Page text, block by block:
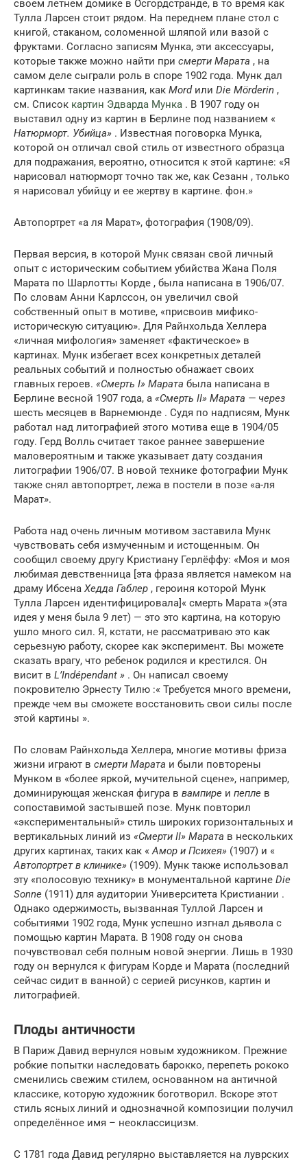
своем летнем домике в Осгордстранде, в то время как
Тулла Ларсен стоит рядом. На переднем плане стол с
книгой, стаканом, соломенной шляпой или вазой с
фруктами. Согласно записям Мунка, эти аксессуары,
которые также можно найти при смерти Марата , на
самом деле сыграли роль в споре 1902 года. Мунк дал
картинкам такие названия, как Mordили Die Mörderin ,
см. Список картин Эдварда Мунка . В 1907 году он
выставил одну из картин в Берлине под названием «
Натюрморт. Убийца» . Известная поговорка Мунка,
которой он отличал свой стиль от известного образца
для подражания, вероятно, относится к этой картине: «Я
нарисовал натюрморт точно так же, как Сезанн , только
я нарисовал убийцу и ее жертву в картине. фон.»
Автопортрет «а ля Марат», фотография (1908/09).
Первая версия, в которой Мунк связан свой личный
опыт с историческим событием убийства Жана Поля
Марата по Шарлотты Корде , была написана в 1906/07.
По словам Анни Карлссон, он увеличил свой
собственный опыт в мотиве, «присвоив мифико-
историческую ситуацию». Для Райнхольда Хеллера
«личная мифология» заменяет «фактическое» в
картинах. Мунк избегает всех конкретных деталей
реальных событий и полностью обнажает своих
главных героев. «Смерть I» Марата была написана в
Берлине весной 1907 года, а «Смерть II» Марата — через
шесть месяцев в Варнемюнде . Судя по надписям, Мунк
работал над литографией этого мотива еще в 1904/05
году. Герд Волль считает такое раннее завершение
маловероятным и также указывает дату создания
литографии 1906/07. В новой технике фотографии Мунк
также снял автопортрет, лежа в постели в позе «а-ля
Марат».
Работа над очень личным мотивом заставила Мунк
чувствовать себя измученным и истощенным. Он
сообщил своему другу Кристиану Герлёффу: «Моя и моя
любимая девственница [эта фраза является намеком на
драму Ибсена Хедда Габлер , героиня которой Мунк
Тулла Ларсен идентифицировала]« смерть Марата »(эта
идея у меня была 9 лет) — это это картина, на которую
ушло много сил. Я, кстати, не рассматриваю это как
серьезную работу, скорее как эксперимент. Вы можете
сказать врагу, что ребенок родился и крестился. Он
висит в L’Indépendant » . Он написал своему
покровителю Эрнесту Тилю :« Требуется много времени,
прежде чем вы сможете восстановить свои силы после
этой картины ».
По словам Райнхольда Хеллера, многие мотивы фриза
жизни играют в смерти Марата и были повторены
Мунком в «более яркой, мучительной сцене», например,
доминирующая женская фигура в вампире и пепле в
сопоставимой застывшей позе. Мунк повторил
«экспериментальный» стиль широких горизонтальных и
вертикальных линий из «Смерти II» Марата в нескольких
других картинах, таких как «Амор и Психея» (1907) и «
Автопортрет в клинике» (1909). Мунк также использовал
эту «полосовую технику» в монументальной картине Die
Sonne (1911) для аудитории Университета Кристиании .
Однако одержимость, вызванная Туллой Ларсен и
событиями 1902 года, Мунк успешно изгнал дьявола с
помощью картин Марата. В 1908 году он снова
почувствовал себя полным новой энергии. Лишь в 1930
году он вернулся к фигурам Корде и Марата (последний
сейчас сидит в ванной) с серией рисунков, картин и
литографией.
Плоды античности
В Париж Давид вернулся новым художником. Прежние
робкие попытки наследовать барокко, перепеть рококо
сменились свежим стилем, основанном на античной
классике, которую художник боготворил. Вскоре этот
стиль ясных линий и однозначной композиции получил
определённое имя – неоклассицизм.
С 1781 года Давид регулярно выставляется на луврских